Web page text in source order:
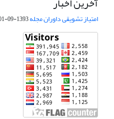
امتیاز تشویقی داوران مجله1393-09-01